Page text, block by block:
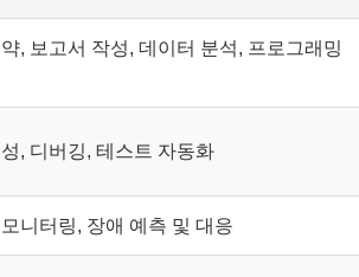
, 보고서 작성, 데이터 분석, 프로그래밍
, 디버깅, 테스트 자동화
니터링, 장애 예측 및 대응